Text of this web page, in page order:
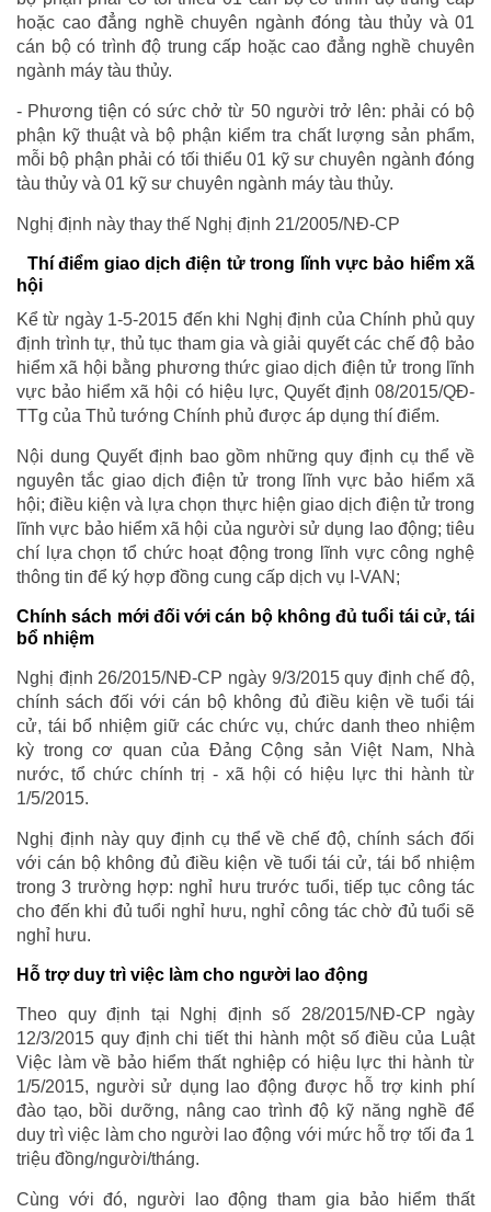
hoặc cao đẳng nghề chuyên ngành đóng tàu thủy và 01
cán bộ có trình độ trung cấp hoặc cao đẳng nghề chuyên
ngành máy tàu thủy.
- Phương tiện có sức chở từ 50 người trở lên: phải có bộ
phận kỹ thuật và bộ phận kiểm tra chất lượng sản phẩm,
mỗi bộ phận phải có tối thiểu 01 kỹ sư chuyên ngành đóng
tàu thủy và 01 kỹ sư chuyên ngành máy tàu thủy.
Nghị định này thay thế Nghị định 21/2005/NĐ-CP
Thí điểm giao dịch điện tử trong lĩnh vực bảo hiểm xã
hội
Kể từ ngày 1-5-2015 đến khi Nghị định của Chính phủ quy
định trình tự, thủ tục tham gia và giải quyết các chế độ bảo
hiểm xã hội bằng phương thức giao dịch điện tử trong lĩnh
vực bảo hiểm xã hội có hiệu lực, Quyết định 08/2015/QĐ-
TTg của Thủ tướng Chính phủ được áp dụng thí điểm.
Nội dung Quyết định bao gồm những quy định cụ thể về
nguyên tắc giao dịch điện tử trong lĩnh vực bảo hiểm xã
hội; điều kiện và lựa chọn thực hiện giao dịch điện tử trong
lĩnh vực bảo hiểm xã hội của người sử dụng lao động; tiêu
chí lựa chọn tổ chức hoạt động trong lĩnh vực công nghệ
thông tin để ký hợp đồng cung cấp dịch vụ I-VAN;
Chính sách mới đối với cán bộ không đủ tuổi tái cử, tái
bổ nhiệm
Nghị định 26/2015/NĐ-CP ngày 9/3/2015 quy định chế độ,
chính sách đối với cán bộ không đủ điều kiện về tuổi tái
cử, tái bổ nhiệm giữ các chức vụ, chức danh theo nhiệm
kỳ trong cơ quan của Đảng Cộng sản Việt Nam, Nhà
nước, tổ chức chính trị - xã hội có hiệu lực thi hành từ
1/5/2015.
Nghị định này quy định cụ thể về chế độ, chính sách đối
với cán bộ không đủ điều kiện về tuổi tái cử, tái bổ nhiệm
trong 3 trường hợp: nghỉ hưu trước tuổi, tiếp tục công tác
cho đến khi đủ tuổi nghỉ hưu, nghỉ công tác chờ đủ tuổi sẽ
nghỉ hưu.
Hỗ trợ duy trì việc làm cho người lao động
Theo quy định tại Nghị định số 28/2015/NĐ-CP ngày
12/3/2015 quy định chi tiết thi hành một số điều của Luật
Việc làm về bảo hiểm thất nghiệp có hiệu lực thi hành từ
1/5/2015, người sử dụng lao động được hỗ trợ kinh phí
đào tạo, bồi dưỡng, nâng cao trình độ kỹ năng nghề để
duy trì việc làm cho người lao động với mức hỗ trợ tối đa 1
triệu đồng/người/tháng.
Cùng với đó, người lao động tham gia bảo hiểm thất